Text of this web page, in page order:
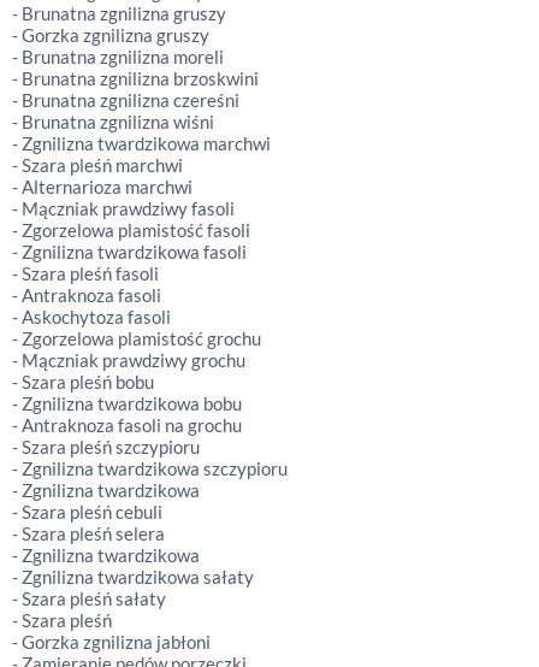
- Brunatna zgnilizna gruszy
- Gorzka zgnilizna gruszy
- Brunatna zgnilizna moreli
- Brunatna zgnilizna brzoskwini
- Brunatna zgnilizna czereśni
- Brunatna zgnilizna wiśni
- Zgnilizna twardzikowa marchwi
- Szara pleśń marchwi
- Alternarioza marchwi
- Mączniak prawdziwy fasoli
- Zgorzelowa plamistość fasoli
- Zgnilizna twardzikowa fasoli
- Szara pleśń fasoli
- Antraknoza fasoli
- Askochytoza fasoli
- Zgorzelowa plamistość grochu
- Mączniak prawdziwy grochu
- Szara pleśń bobu
- Zgnilizna twardzikowa bobu
- Antraknoza fasoli na grochu
- Szara pleśń szczypioru
- Zgnilizna twardzikowa szczypioru
- Zgnilizna twardzikowa
- Szara pleśń cebuli
- Szara pleśń selera
- Zgnilizna twardzikowa
- Zgnilizna twardzikowa sałaty
- Szara pleśń sałaty
- Szara pleśń
- Gorzka zgnilizna jabłoni